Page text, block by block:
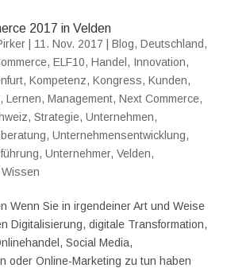
2017 in Velden
| 11. Nov. 2017 Blog, Deutschland,
, ELF10, Handel , Innovation,
, Kompetenz, Kongress, Kunden,
, Lernen, Management, Next Commerce,
, Strategie, Unternehmen,
, Unternehmensentwicklung,
, Unternehmer, Velden,
Wissen
Wenn Sie in irgendeiner Art und Weise
Digitalisierung, digitale Transformation,
Social Media,
oder Online-Marketing zu tun haben